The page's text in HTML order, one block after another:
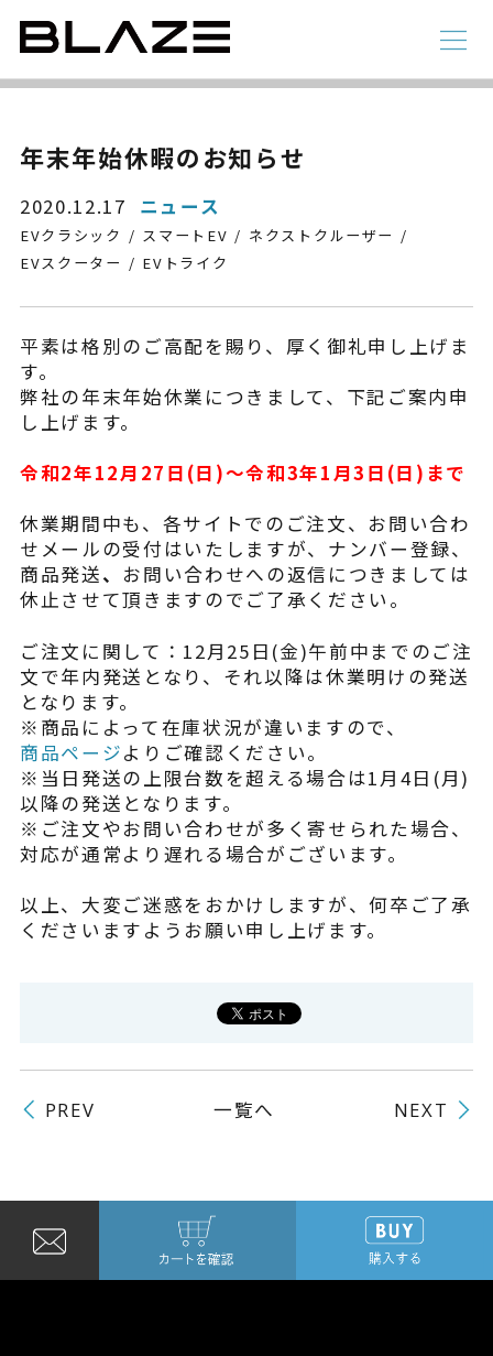
別途
電動アシスト自転車
電動アシスト自転車
詳細を見る
購入する
※類似品にご注意ください
ニュース
NEWS
年末年始休暇のお知らせ
2020.12.17 ニュース
EVクラシック スマートEV
ネクストクルーザー
EVスクーター
EVトライク
平素は格別のご高配を賜り、厚く御礼申し上げま
す。
弊社の年末年始休業につきまして、下記ご案内申
し上げます。
令和2年12月27日(日)～令和3年1月3日(日)まで
休業期間中も、各サイトでのご注文、お問い合わ
せメールの受付はいたしますが、ナンバー登録、
商品発送、 お問い合わせへの返信につきましては
休止させて頂きますのでご了承ください。
ご注文に関して：12月25日(金)午前中までのご注
文で年内発送となり、それ以降は休業明けの発送
となります。
※商品によって在庫状況が違いますので、
商品ページよりご確認ください。
※当日発送の上限台数を超える場合は1月4日(月)
以降の発送となります。
※ご注文やお問い合わせが多く寄せられた場合、
対応が通常より遅れる場合がございます。
以上、大変ご迷惑をおかけしますが、何卒ご了承
くださいますようお願い申し上げます。
PREV 一覧へ NEXT